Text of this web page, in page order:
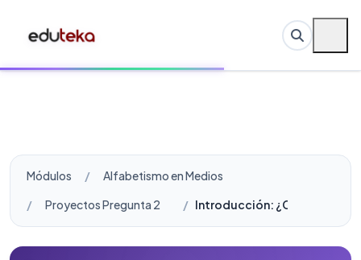
Módulos
Alfabetismo en Medios
Proyectos Pregunta 2
Introducción: ¿Cuáles